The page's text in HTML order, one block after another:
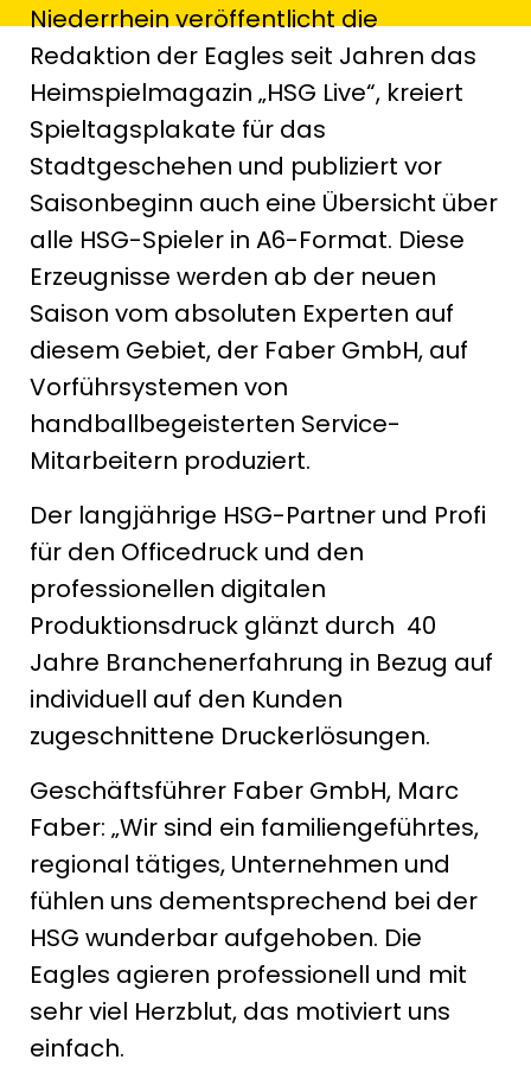
Niederrhein veröffentlicht die
Redaktion der Eagles seit Jahren das
Heimspielmagazin „HSG Live“, kreiert
Spieltagsplakate für das
Stadtgeschehen und publiziert vor
Saisonbeginn auch eine Übersicht über
alle HSG-Spieler in A6-Format. Diese
Erzeugnisse werden ab der neuen
Saison vom absoluten Experten auf
diesem Gebiet, der Faber GmbH, auf
Vorführsystemen von
handballbegeisterten Service-
Mitarbeitern produziert.
Der langjährige HSG-Partner und Profi
für den Officedruck und den
professionellen digitalen
Produktionsdruck glänzt durch 40
Jahre Branchenerfahrung in Bezug auf
individuell auf den Kunden
zugeschnittene Druckerlösungen.
Geschäftsführer Faber GmbH, Marc
Faber: „Wir sind ein familiengeführtes,
regional tätiges, Unternehmen und
fühlen uns dementsprechend bei der
HSG wunderbar aufgehoben. Die
Eagles agieren professionell und mit
sehr viel Herzblut, das motiviert uns
einfach.